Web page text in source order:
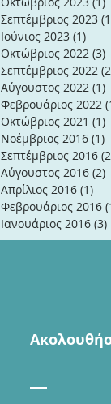
Σεπτέμβριος 2023
Ιούνιος 2023 (1)
Οκτώβριος 2022 (3)
Σεπτέμβριος 2022
Αύγουστος 2022 (1)
Φεβρουάριος 2022
Οκτώβριος 2021 (1)
Νοέμβριος 2016 (1)
Σεπτέμβριος 2016
Αύγουστος 2016 (2)
Απρίλιος 2016 (1)
Φεβρουάριος 2016
Ιανουάριος 2016 (3)